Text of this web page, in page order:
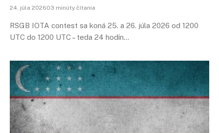
24. júla 202603 minúty čítania
RSGB IOTA contest sa koná 25. a 26. júla 2026 od 1200
UTC do 1200 UTC – teda 24 hodín…